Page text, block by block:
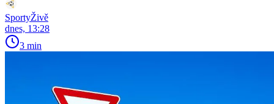
SportyŽivě
dnes, 13:28
3 min